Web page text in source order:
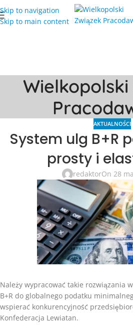
Skip to navigation
Skip to main content
Wielkopolski
AKTUALNOŚCI
System ulg B+R
prosty i
redaktorOn 28
Należy wypracować takie rozwiązania
B+R do globalnego podatku
wspierać konkurencyjność
Konfederacja Lewiatan.